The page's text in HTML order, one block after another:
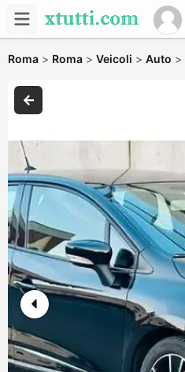
Roma > Roma > Veicoli > Auto >